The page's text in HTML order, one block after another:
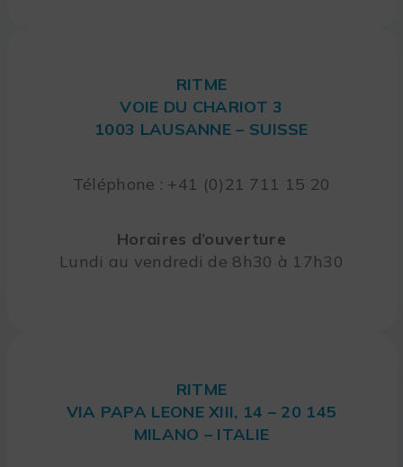
RITME
VOIE DU CHARIOT 3
1003 LAUSANNE – SUISSE
Téléphone : +41 (0)21 711 15 20
Horaires d’ouverture
Lundi au vendredi de 8h30 à 17h30
RITME
VIA PAPA LEONE XIII, 14 – 20 145
MILANO – ITALIE